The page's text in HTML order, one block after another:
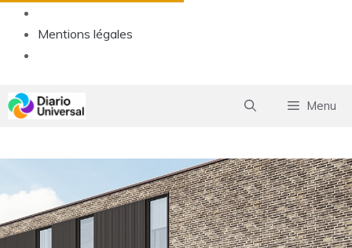
Mentions légales
Aller
au
Menu